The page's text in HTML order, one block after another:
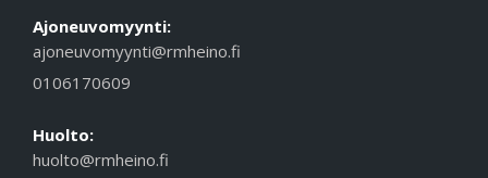
Ajoneuvomyynti:
ajoneuvomyynti@rmheino.fi
0106170609
Huolto:
huolto@rmheino.fi